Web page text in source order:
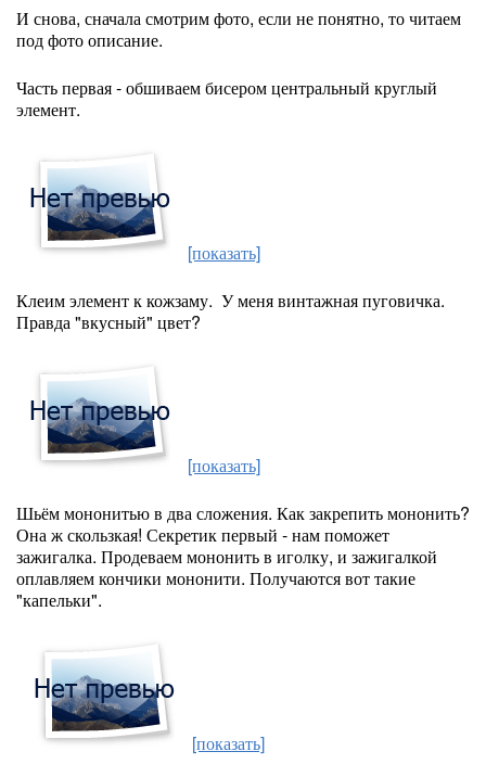
И снова, сначала смотрим фото, если не понятно, то читаем
под фото описание.
Часть первая - обшиваем бисером центральный круглый
элемент.
[показать]
Клеим элемент к кожзаму. У меня винтажная пуговичка.
Правда "вкусный" цвет?
[показать]
Шьём мононитью в два сложения. Как закрепить мононить?
Она ж скользкая! Секретик первый - нам поможет
зажигалка. Продеваем мононить в иголку, и зажигалкой
оплавляем кончики мононити. Получаются вот такие
"капельки".
[показать]